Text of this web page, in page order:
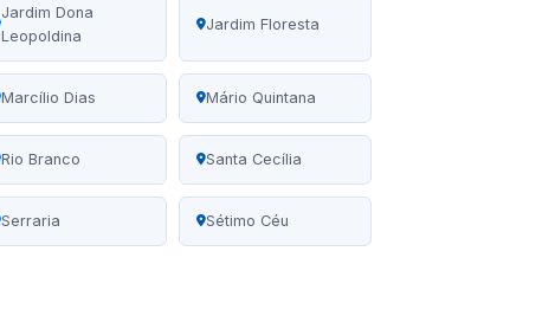
Jardim Dona
Leopoldina
Jardim Floresta
Marcílio Dias Mário Quintana
Rio Branco Santa Cecília
Serraria Sétimo Céu